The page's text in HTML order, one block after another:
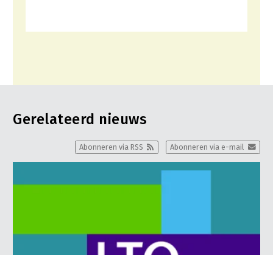
Gerelateerd nieuws
Abonneren via e-mail
Abonneren via RSS